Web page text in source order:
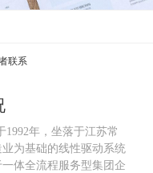
联系
年，坐落于江苏常
为基础的线性驱动系统
体全流程服务型集团企